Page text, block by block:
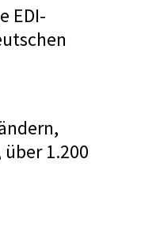
EDI-
1.200